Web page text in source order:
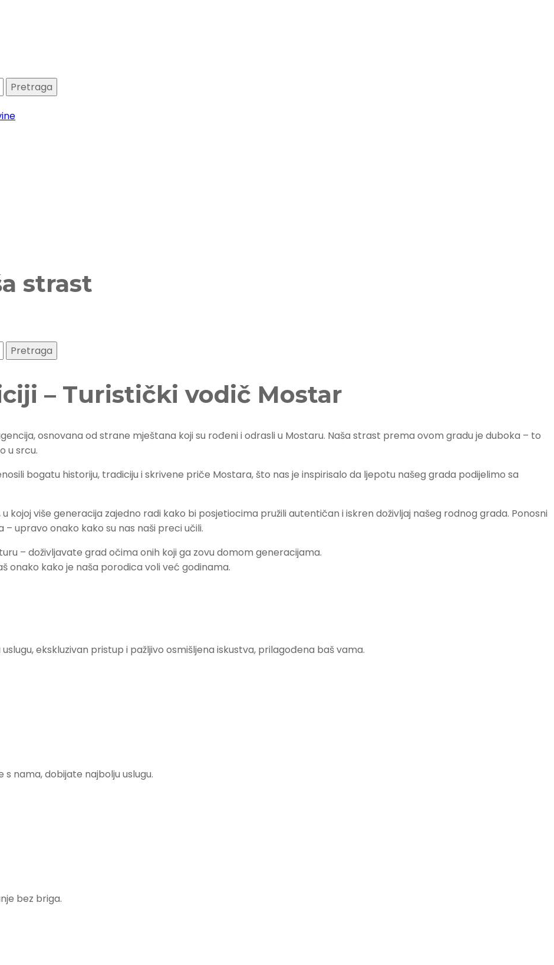
strast
– Turistički vodič Mostar
osnovana od strane mještana koji su rođeni i odrasli u Mostaru. Naša strast prema ovom gradu je duboka – to
u srcu.
bogatu historiju, tradiciju i skrivene priče Mostara, što nas je inspirisalo da ljepotu našeg grada podijelimo sa
kojoj više generacija zajedno radi kako bi posjetiocima pružili autentičan i iskren doživljaj našeg rodnog grada. Ponosni
upravo onako kako su nas naši preci učili.
– doživljavate grad očima onih koji ga zovu domom generacijama.
onako kako je naša porodica voli već godinama.
ekskluzivan pristup i pažljivo osmišljena iskustva, prilagođena baš vama.
nama, dobijate najbolju uslugu.
bez briga.